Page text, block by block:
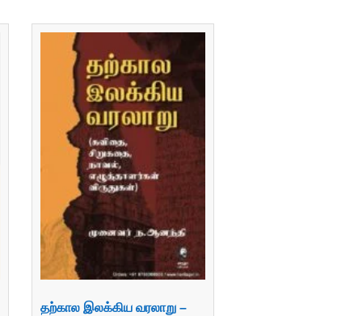
தற்கால இலக்கிய வரலாறு –